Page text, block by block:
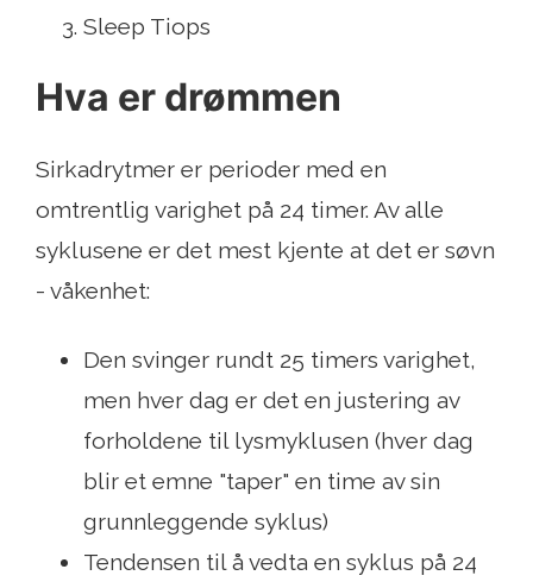
Sleep Tiops
Hva er drømmen
Sirkadrytmer er perioder med en
omtrentlig varighet på 24 timer. Av alle
syklusene er det mest kjente at det er søvn
- våkenhet:
Den svinger rundt 25 timers varighet,
men hver dag er det en justering av
forholdene til lysmyklusen (hver dag
blir et emne "taper" en time av sin
grunnleggende syklus)
Tendensen til å vedta en syklus på 24